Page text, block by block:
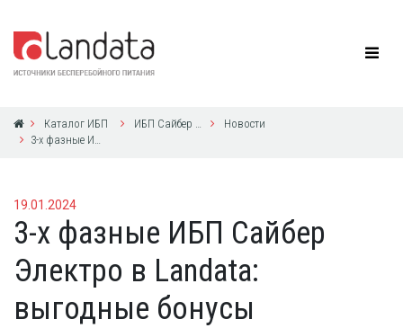
Каталог ИБП ИБП Сайбер Электро
Новости
3-х фазные ИБП Сайбер Электро в Landata: выгодные бонусы
19.01.2024
3-х фазные ИБП Сайбер
Электро в Landata:
выгодные бонусы